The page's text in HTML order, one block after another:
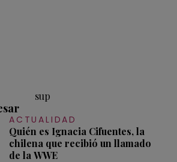
sup
ACTUALIDAD
Quién es Ignacia Cifuentes, la
chilena que recibió un llamado
de la WWE